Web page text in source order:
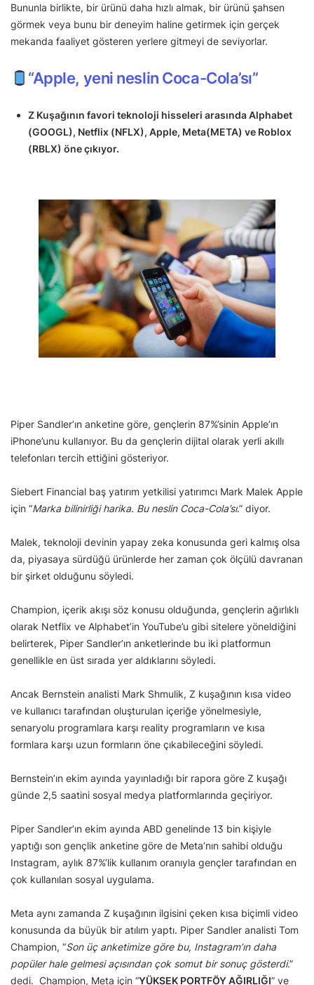
Bununla birlikte, bir ürünü daha hızlı almak, bir ürünü şahsen
görmek veya bunu bir deneyim haline getirmek için gerçek
mekanda faaliyet gösteren yerlere gitmeyi de seviyorlar.
“Apple, yeni neslin Coca-Cola’sı”
Z Kuşağının favori teknoloji hisseleri arasında Alphabet
(GOOGL), Netflix (NFLX), Apple, Meta(META) ve Roblox
(RBLX) öne çıkıyor.
Piper Sandler’ın anketine göre, gençlerin 87%’sinin Apple’ın
iPhone’unu kullanıyor. Bu da gençlerin dijital olarak yerli akıllı
telefonları tercih ettiğini gösteriyor.
Siebert Financial baş yatırım yetkilisi yatırımcı Mark Malek Apple
için “Marka bilinirliği harika. Bu neslin Coca-Cola’sı.” diyor.
Malek, teknoloji devinin yapay zeka konusunda geri kalmış olsa
da, piyasaya sürdüğü ürünlerde her zaman çok ölçülü davranan
bir şirket olduğunu söyledi.
Champion, içerik akışı söz konusu olduğunda, gençlerin ağırlıklı
olarak Netflix ve Alphabet’in YouTube’u gibi sitelere yöneldiğini
belirterek, Piper Sandler’ın anketlerinde bu iki platformun
genellikle en üst sırada yer aldıklarını söyledi.
Ancak Bernstein analisti Mark Shmulik, Z kuşağının kısa video
ve kullanıcı tarafından oluşturulan içeriğe yönelmesiyle,
senaryolu programlara karşı reality programların ve kısa
formlara karşı uzun formların öne çıkabileceğini söyledi.
Bernstein’ın ekim ayında yayınladığı bir rapora göre Z kuşağı
günde 2,5 saatini sosyal medya platformlarında geçiriyor.
Piper Sandler’ın ekim ayında ABD genelinde 13 bin kişiyle
yaptığı son gençlik anketine göre de Meta’nın sahibi olduğu
Instagram, aylık 87%’lik kullanım oranıyla gençler tarafından en
çok kullanılan sosyal uygulama.
Meta aynı zamanda Z kuşağının ilgisini çeken kısa biçimli video
konusunda da büyük bir atılım yaptı. Piper Sandler analisti Tom
Champion, “Son üç anketimize göre bu, Instagram’ın daha
popüler hale gelmesi açısından çok somut bir sonuç gösterdi.”
dedi. Champion, Meta için “YÜKSEK PORTFÖY AĞIRLIĞI” ve